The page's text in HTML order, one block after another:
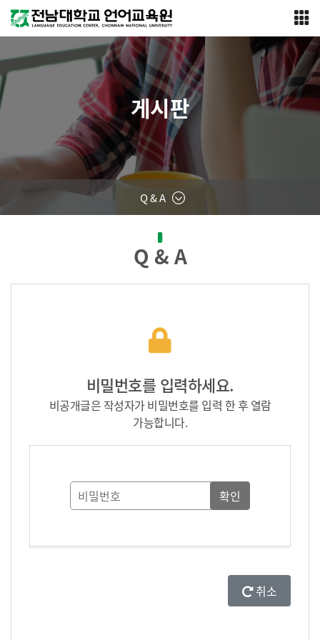
Q & A
게시판
Q & A
비밀번호를 입력하세요.
비공개글은 작성자가 비밀번호를 입력 한 후 열람
가능합니다.
취소